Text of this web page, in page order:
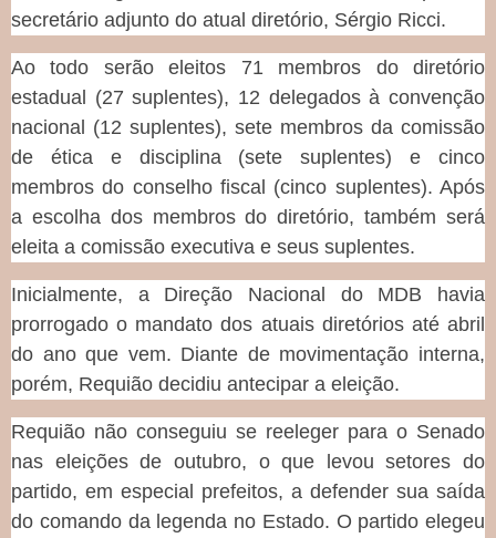
secretário adjunto do atual diretório, Sérgio Ricci.
Ao todo serão eleitos 71 membros do diretório
estadual (27 suplentes), 12 delegados à convenção
nacional (12 suplentes), sete membros da comissão
de ética e disciplina (sete suplentes) e cinco
membros do conselho fiscal (cinco suplentes). Após
a escolha dos membros do diretório, também será
eleita a comissão executiva e seus suplentes.
Inicialmente, a Direção Nacional do MDB havia
prorrogado o mandato dos atuais diretórios até abril
do ano que vem. Diante de movimentação interna,
porém, Requião decidiu antecipar a eleição.
Requião não conseguiu se reeleger para o Senado
nas eleições de outubro, o que levou setores do
partido, em especial prefeitos, a defender sua saída
do comando da legenda no Estado. O partido elegeu